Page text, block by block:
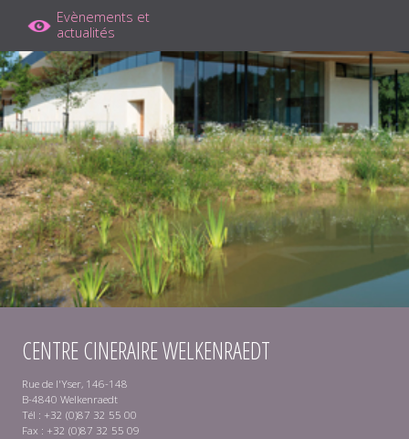
Evènements et
actualités
CENTRE CINERAIRE WELKENRAEDT
Rue de l'Yser, 146-148
B-4840 Welkenraedt
Tél : +32 (0)87 32 55 00
Fax : +32 (0)87 32 55 09